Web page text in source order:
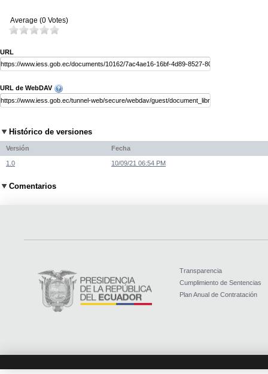
Average (0 Votes)
URL
URL de WebDAV
Histórico de versiones
Versión Fecha
1.0 10/09/21 06:54 PM
Comentarios
Transparencia
Cumplimiento de Sentencias
Plan Anual de Contratación